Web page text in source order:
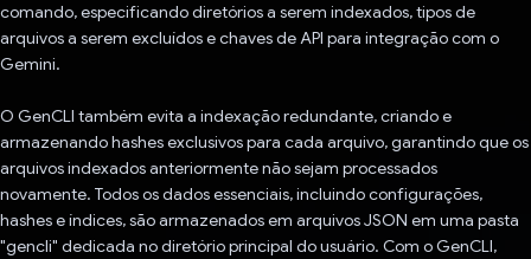
comando, especificando diretórios a serem indexados, tipos de
arquivos a serem excluídos e chaves de API para integração com o
Gemini.
O GenCLI também evita a indexação redundante, criando e
armazenando hashes exclusivos para cada arquivo, garantindo que os
arquivos indexados anteriormente não sejam processados
novamente. Todos os dados essenciais, incluindo configurações,
hashes e índices, são armazenados em arquivos JSON em uma pasta
"gencli" dedicada no diretório principal do usuário. Com o GenCLI,